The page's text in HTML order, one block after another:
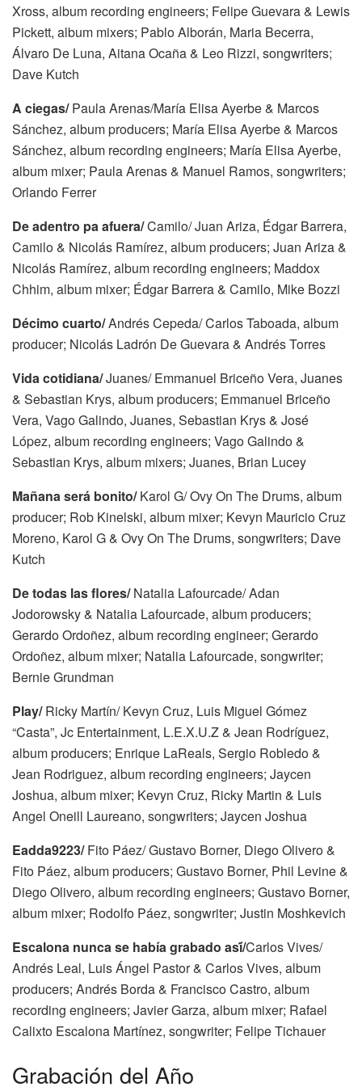
Xross, album recording engineers; Felipe Guevara & Lewis
Pickett, album mixers; Pablo Alborán, Maria Becerra,
Álvaro De Luna, Aitana Ocaña & Leo Rizzi, songwriters;
Dave Kutch
A ciegas/Paula Arenas/María Elisa Ayerbe & Marcos
Sánchez, album producers; María Elisa Ayerbe & Marcos
Sánchez, album recording engineers; María Elisa Ayerbe,
album mixer; Paula Arenas & Manuel Ramos, songwriters;
Orlando Ferrer
De adentro pa afuera/Camilo/ Juan Ariza, Édgar Barrera,
Camilo & Nicolás Ramírez, album producers; Juan Ariza &
Nicolás Ramírez, album recording engineers; Maddox
Chhim, album mixer; Édgar Barrera & Camilo, Mike Bozzi
Décimo cuarto/Andrés Cepeda/ Carlos Taboada, album
producer; Nicolás Ladrón De Guevara & Andrés Torres
Vida cotidiana/Juanes/ Emmanuel Briceño Vera, Juanes
& Sebastian Krys, album producers; Emmanuel Briceño
Vera, Vago Galindo, Juanes, Sebastian Krys & José
López, album recording engineers; Vago Galindo &
Sebastian Krys, album mixers; Juanes, Brian Lucey
Mañana será bonito/Karol G/ Ovy On The Drums, album
producer; Rob Kinelski, album mixer; Kevyn Mauricio Cruz
Moreno, Karol G & Ovy On The Drums, songwriters; Dave
Kutch
De todas las flores/Natalia Lafourcade/ Adan
Jodorowsky & Natalia Lafourcade, album producers;
Gerardo Ordoñez, album recording engineer; Gerardo
Ordoñez, album mixer; Natalia Lafourcade, songwriter;
Bernie Grundman
Play/Ricky Martín/ Kevyn Cruz, Luis Miguel Gómez
“Casta”, Jc Entertainment, L.E.X.U.Z & Jean Rodríguez,
album producers; Enrique LaReals, Sergio Robledo &
Jean Rodriguez, album recording engineers; Jaycen
Joshua, album mixer; Kevyn Cruz, Ricky Martin & Luis
Angel Oneill Laureano, songwriters; Jaycen Joshua
Eadda9223/Fito Páez/ Gustavo Borner, Diego Olivero &
Fito Páez, album producers; Gustavo Borner, Phil Levine &
Diego Olivero, album recording engineers; Gustavo Borner,
album mixer; Rodolfo Páez, songwriter; Justin Moshkevich
Escalona nunca se había grabado así́/Carlos Vives/
Andrés Leal, Luis Ángel Pastor & Carlos Vives, album
producers; Andrés Borda & Francisco Castro, album
recording engineers; Javier Garza, album mixer; Rafael
Calixto Escalona Martínez, songwriter; Felipe Tichauer
Grabación del Año